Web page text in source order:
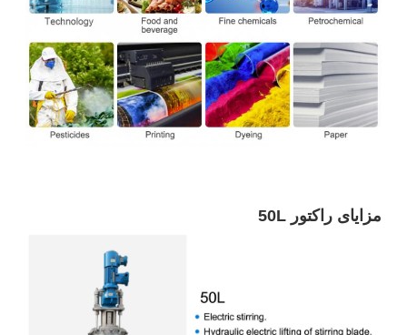
مزایای راکتور 50L